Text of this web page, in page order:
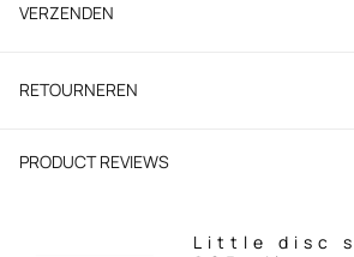
VERZENDEN
RETOURNEREN
PRODUCT REVIEWS
Little disc